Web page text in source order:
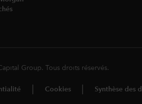
Group. Tous droits réservés.
Cookies Synthèse des